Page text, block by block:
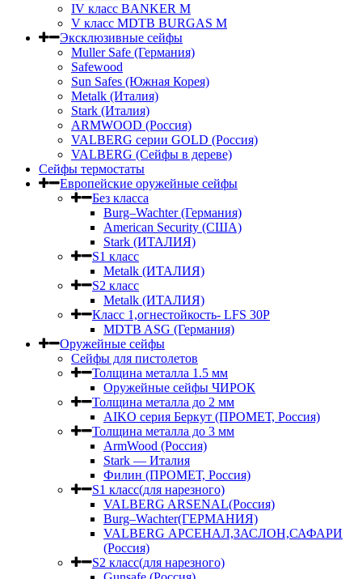
IV класс BANKER M
V класс МDTB BURGAS M
Эксклюзивные сейфы
Muller Safe (Германия)
Safewood
Sun Safes (Южная Корея)
Metalk (Италия)
Stark (Италия)
ARMWOOD (Россия)
VALBERG серии GOLD (Россия)
VALBERG (Сейфы в дереве)
Сейфы термостаты
Европейские оружейные сейфы
Без класса
Burg–Wachter (Германия)
American Security (США)
Stark (ИТАЛИЯ)
S1 класс
Metalk (ИТАЛИЯ)
S2 класс
Metalk (ИТАЛИЯ)
Класс 1,огнестойкость- LFS 30P
MDTB ASG (Германия)
Оружейные сейфы
Сейфы для пистолетов
Толщина металла 1.5 мм
Оружейные сейфы ЧИРОК
Толщина металла до 2 мм
AIKO серия Беркут (ПРОМЕТ, Россия)
Толщина металла до 3 мм
ArmWood (Россия)
Stark — Италия
Филин (ПРОМЕТ, Россия)
S1 класс(для нарезного)
VALBERG ARSENAL(Россия)
Burg–Wachter(ГЕРМАНИЯ)
VALBERG АРСЕНАЛ,ЗАСЛОН,САФАРИ
(Россия)
S2 класс(для нарезного)